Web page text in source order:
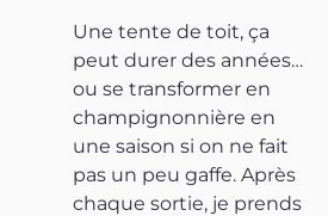
Une tente de toit, ça
peut durer des années…
ou se transformer en
champignonnière en
une saison si on ne fait
pas un peu gaffe. Après
chaque sortie, je prends